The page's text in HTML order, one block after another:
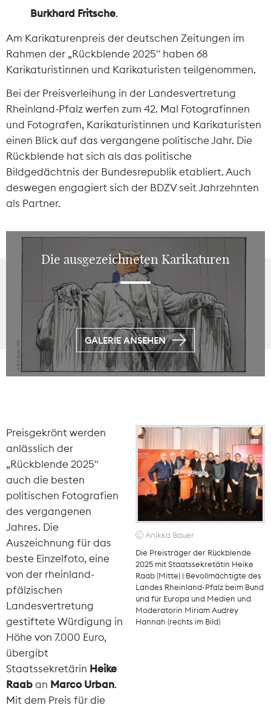
Burkhard Fritsche.
Am Karikaturenpreis der deutschen Zeitungen im
Rahmen der „Rückblende 2025" haben 68
Karikaturistinnen und Karikaturisten teilgenommen.
Bei der Preisverleihung in der Landesvertretung
Rheinland-Pfalz werfen zum 42. Mal Fotografinnen
und Fotografen, Karikaturistinnen und Karikaturisten
einen Blick auf das vergangene politische Jahr. Die
Rückblende hat sich als das politische
Bildgedächtnis der Bundesrepublik etabliert. Auch
deswegen engagiert sich der BDZV seit Jahrzehnten
als Partner.
Die ausgezeichneten Karikaturen
GALERIE ANSEHEN
Anikka Bauer
Die Preisträger der Rückblende
2025 mit Staatssekretätin Heike
Raab (Mitte) | Bevollmächtigte des
Landes Rheinland-Pfalz beim Bund
und für Europa und Medien und
Moderatorin Miriam Audrey
Hannah (rechts im Bild)
Preisgekrönt werden
anlässlich der
„Rückblende 2025"
auch die besten
politischen Fotografien
des vergangenen
Jahres. Die
Auszeichnung für das
beste Einzelfoto, eine
von der rheinland-
pfälzischen
Landesvertretung
gestiftete Würdigung in
Höhe von 7.000 Euro,
übergibt
Staatssekretärin Heike
Raaban Marco Urban.
Mit dem Preis für die